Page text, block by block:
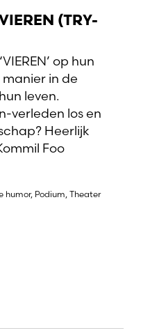
(TRY-
op hun
in de
leven.
verleden los en
Heerlijk
Foo
humor, Podium, Theater